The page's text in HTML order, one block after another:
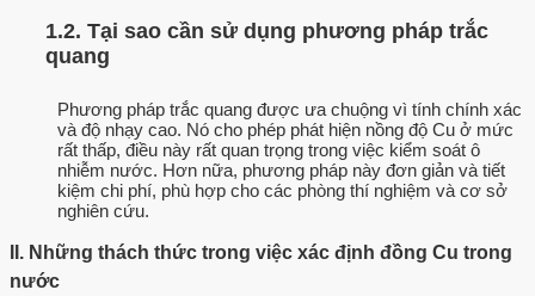
1.2. Tại sao cần sử dụng phương pháp trắc
quang
Phương pháp trắc quang được ưa chuộng vì tính chính xác
và độ nhạy cao. Nó cho phép phát hiện nồng độ Cu ở mức
rất thấp, điều này rất quan trọng trong việc kiểm soát ô
nhiễm nước. Hơn nữa, phương pháp này đơn giản và tiết
kiệm chi phí, phù hợp cho các phòng thí nghiệm và cơ sở
nghiên cứu.
II. Những thách thức trong việc xác định đồng Cu trong
nước